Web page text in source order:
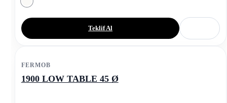
Teklif Al
FERMOB
1900 LOW TABLE 45 Ø